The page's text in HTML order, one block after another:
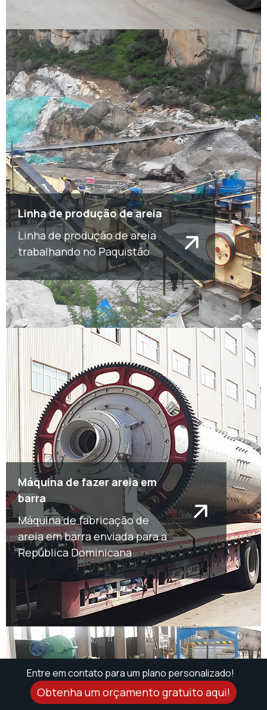
Entre em contato para um plano personalizado!
Obtenha um orçamento gratuito aqui!
Linha de produção de areia
Linha de produção de areia
trabalhando no Paquistão
Máquina de fazer areia em
barra
Máquina de fabricação de
areia em barra enviada para a
República Dominicana